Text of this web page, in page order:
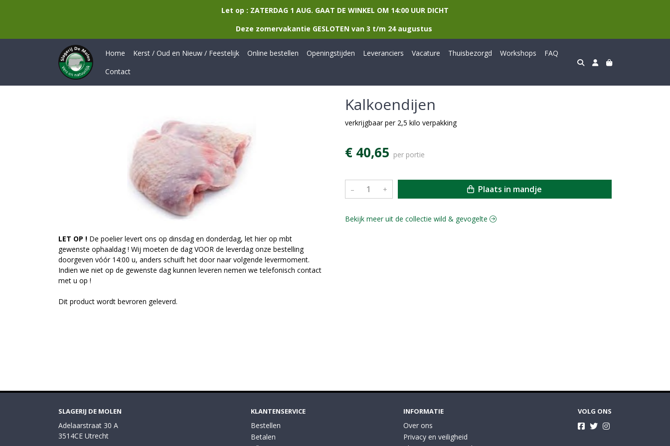
Let op : ZATERDAG 1 AUG. GAAT DE WINKEL OM 14:00 UUR DICHT
Deze zomervakantie GESLOTEN van 3 t/m 24 augustus
Home Kerst / Oud en Nieuw / Feestelijk Online bestellen Openingstijden Leveranciers Vacature Thuisbezorgd Workshops
FAQ
Contact
LET OP ! De poelier levert ons op dinsdag en donderdag, let hier op mbt
gewenste ophaaldag ! Wij moeten de dag VOOR de leverdag onze bestelling
doorgeven vóór 14:00 u, anders schuift het door naar volgende levermoment.
Indien we niet op de gewenste dag kunnen leveren nemen we telefonisch contact
met u op !
Dit product wordt bevroren geleverd.
Kalkoendijen
verkrijgbaar per 2,5 kilo verpakking
€ 40,65 per portie
– + Plaats in mandje
Bekijk meer uit de collectie wild & gevogelte
SLAGERIJ DE MOLEN
Adelaarstraat 30 A
3514CE Utrecht
KLANTENSERVICE
Bestellen
Betalen
INFORMATIE
Over ons
Privacy en veiligheid
VOLG ONS